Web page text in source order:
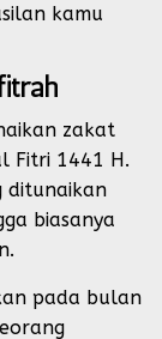
kamu
zakat
Fitri 1441 H.
ditunaikan
biasanya
pada bulan